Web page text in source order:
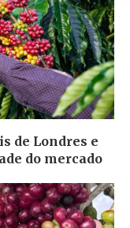
de Londres e
do mercado